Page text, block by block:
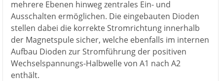
mehrere Ebenen hinweg zentrales Ein- und
Ausschalten ermöglichen. Die eingebauten Dioden
stellen dabei die korrekte Stromrichtung innerhalb
der Magnetspule sicher, welche ebenfalls im internen
Aufbau Dioden zur Stromführung der positiven
Wechselspannungs-Halbwelle von A1 nach A2
enthält.